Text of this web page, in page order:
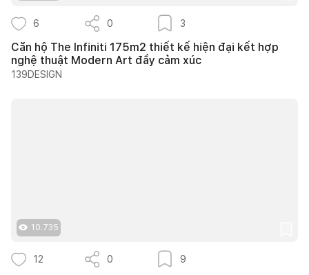
6 0 3
Căn hộ The Infiniti 175m2 thiết kế hiện đại kết hợp
nghệ thuật Modern Art đầy cảm xúc
139DESIGN
10.735
12 0 9